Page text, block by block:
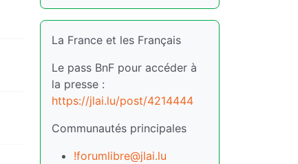
La France et les Français
Le pass BnF pour accéder à
la presse :
https://jlai.lu/post/4214444
Communautés principales
!forumlibre@jlai.lu